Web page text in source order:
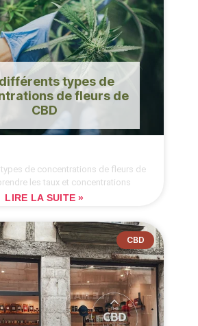
types de
de fleurs de
CBD
de concentrations de fleurs de
les taux et concentrations
LIRE LA SUITE »
CBD